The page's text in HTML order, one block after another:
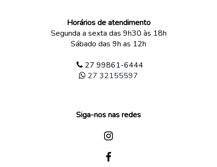
Horários de atendimento
Segunda a sexta das 9h30 às 18h
Sábado das 9h as 12h
27 99861-6444
27 32155597
Siga-nos nas redes